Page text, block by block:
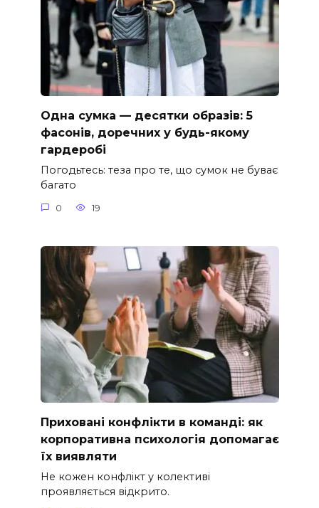
Одна сумка — десятки образів: 5
фасонів, доречних у будь-якому
гардеробі
Погодьтесь: теза про те, що сумок не буває
багато
0 19
Приховані конфлікти в команді: як
корпоративна психологія допомагає
їх виявляти
Не кожен конфлікт у колективі
проявляється відкрито.